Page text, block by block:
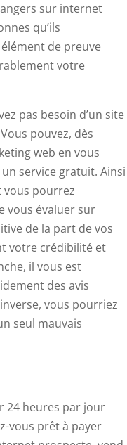
sur internet
qu’ils
de preuve
votre
pas besoin d’un site
pouvez, dès
web en vous
service gratuit. Ainsi
vous pourrez
vous évaluer sur
de la part de vos
votre crédibilité et
il vous est
des avis
vous pourriez
seul mauvais
24 heures par jour
vous prêt à payer